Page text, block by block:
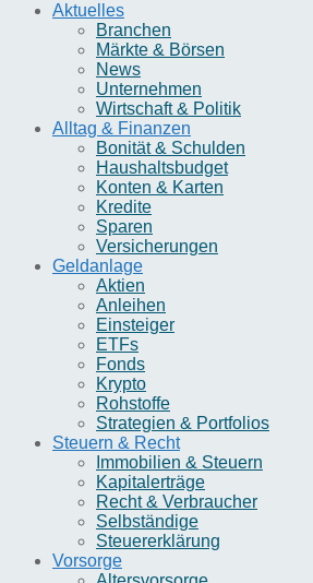
Aktuelles
Branchen
Märkte & Börsen
News
Unternehmen
Wirtschaft & Politik
Alltag & Finanzen
Bonität & Schulden
Haushaltsbudget
Konten & Karten
Kredite
Sparen
Versicherungen
Geldanlage
Aktien
Anleihen
Einsteiger
ETFs
Fonds
Krypto
Rohstoffe
Strategien & Portfolios
Steuern & Recht
Immobilien & Steuern
Kapitalerträge
Recht & Verbraucher
Selbständige
Steuererklärung
Vorsorge